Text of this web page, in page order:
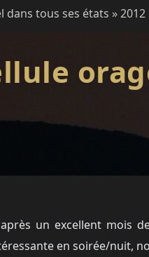
dans tous ses états »2012
un excellent mois
en soirée/nuit,